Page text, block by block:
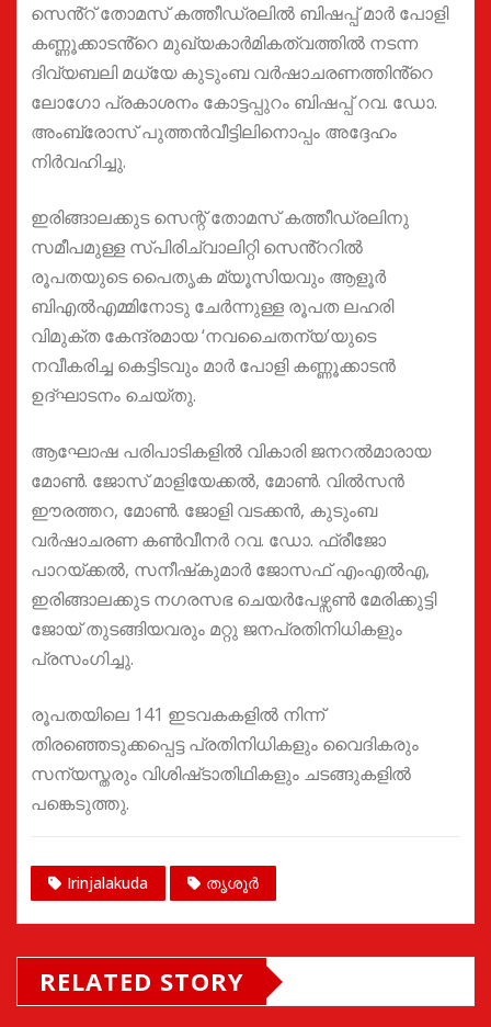
സെൻ്റ് തോമസ് കത്തീഡ്രലിൽ ബിഷപ്പ് മാർ പോളി
കണ്ണൂക്കാടൻ്റെ മുഖ്യകാർമികത്വത്തിൽ നടന്ന
ദിവ്യബലി മധ്യേ കുടുംബ വർഷാചരണത്തിൻ്റെ
ലോഗോ പ്രകാശനം കോട്ടപ്പുറം ബിഷപ്പ് റവ. ഡോ.
അംബ്രോസ് പുത്തൻവീട്ടിലിനൊപ്പം അദ്ദേഹം
നിർവഹിച്ചു.
ഇരിങ്ങാലക്കുട സെന്റ് തോമസ് കത്തീഡ്രലിനു
സമീപമുള്ള സ്‌പിരിച്വാലിറ്റി സെൻ്ററിൽ
രൂപതയുടെ പൈതൃക മ്യൂസിയവും ആളൂർ
ബിഎൽഎമ്മിനോടു ചേർന്നുള്ള രൂപത ലഹരി
വിമുക്ത കേന്ദ്രമായ ‘നവചൈതന്യ’യുടെ
നവീകരിച്ച കെട്ടിടവും മാർ പോളി കണ്ണൂക്കാടൻ
ഉദ്ഘാടനം ചെയ്തു.
ആഘോഷ പരിപാടികളിൽ വികാരി ജനറൽമാരായ
മോൺ. ജോസ് മാളിയേക്കൽ, മോൺ. വിൽസൻ
ഈരത്തറ, മോൺ. ജോളി വടക്കൻ, കുടുംബ
വർഷാചരണ കൺവീനർ റവ. ഡോ. ഫ്രീജോ
പാറയ്ക്കൽ, സനീഷ്‌കുമാർ ജോസഫ് എംഎൽഎ,
ഇരിങ്ങാലക്കുട നഗരസഭ ചെയർപേഴ്സൺ മേരിക്കുട്ടി
ജോയ് തുടങ്ങിയവരും മറ്റു ജനപ്രതിനിധികളും
പ്രസംഗിച്ചു.
രൂപതയിലെ 141 ഇടവകകളിൽ നിന്ന്
തിരഞ്ഞെടുക്കപ്പെട്ട പ്രതിനിധികളും വൈദികരും
സന്യസ്തരും വിശിഷ്‌ടാതിഥികളും ചടങ്ങുകളിൽ
പങ്കെടുത്തു.
Irinjalakuda തൃശൂർ
RELATED STORY